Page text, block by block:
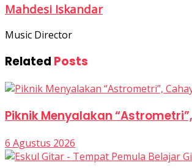
Mahdesi Iskandar
Music Director
Related Posts
Piknik Menyalakan
6 Agustus 2026